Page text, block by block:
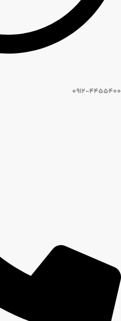
0912-4455400